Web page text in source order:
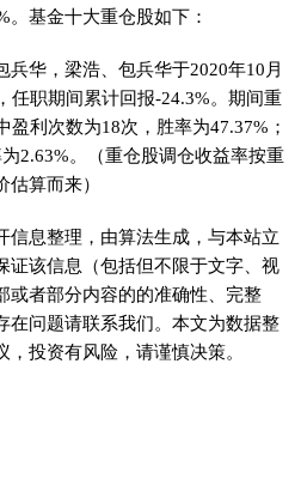
。基金十大重仓股如下：
华，梁浩、包兵华于2020年10月
任职期间累计回报-24.3%。期间重
利次数为18次，胜率为47.37%；
2.63%。（重仓股调仓收益率按重
算而来）
信息整理，由算法生成，与本站立
证该信息（包括但不限于文字、视
或者部分内容的的准确性、完整
在问题请联系我们。本文为数据整
投资有风险，请谨慎决策。